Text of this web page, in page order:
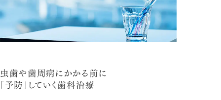
虫歯や歯周病にかかる前に
「予防」していく歯科治療